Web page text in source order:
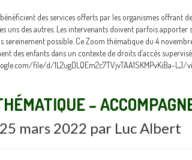
des services offerts par les organismes offrant
uns des autres. Les intervenants doivent parfois
sereinement possible. Ce Zoom thématique du 4
des enfants dans un contexte de droits d’accès
file/d/1L2ugDLQEm2c7TVjvTAA1SKMPvKiBa-LJ/
–
25 mars 2022 par Luc Albert